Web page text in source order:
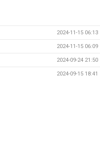
2024-11-15 06:13
2024-11-15 06:09
2024-09-24 21:50
2024-09-15 18:41